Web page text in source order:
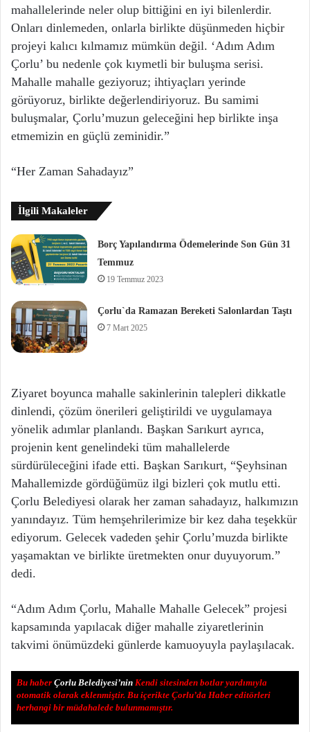
mahallelerinde neler olup bittiğini en iyi bilenlerdir.
Onları dinlemeden, onlarla birlikte düşünmeden hiçbir
projeyi kalıcı kılmamız mümkün değil. ‘Adım Adım
Çorlu’ bu nedenle çok kıymetli bir buluşma serisi.
Mahalle mahalle geziyoruz; ihtiyaçları yerinde
görüyoruz, birlikte değerlendiriyoruz. Bu samimi
buluşmalar, Çorlu’muzun geleceğini hep birlikte inşa
etmemizin en güçlü zeminidir.”
“Her Zaman Sahadayız”
İlgili Makaleler
Borç Yapılandırma Ödemelerinde Son Gün 31
Temmuz
19 Temmuz 2023
Çorlu`da Ramazan Bereketi Salonlardan Taştı
7 Mart 2025
Ziyaret boyunca mahalle sakinlerinin talepleri dikkatle
dinlendi, çözüm önerileri geliştirildi ve uygulamaya
yönelik adımlar planlandı. Başkan Sarıkurt ayrıca,
projenin kent genelindeki tüm mahallelerde
sürdürüleceğini ifade etti. Başkan Sarıkurt, “Şeyhsinan
Mahallemizde gördüğümüz ilgi bizleri çok mutlu etti.
Çorlu Belediyesi olarak her zaman sahadayız, halkımızın
yanındayız. Tüm hemşehrilerimize bir kez daha teşekkür
ediyorum. Gelecek vadeden şehir Çorlu’muzda birlikte
yaşamaktan ve birlikte üretmekten onur duyuyorum.”
dedi.
“Adım Adım Çorlu, Mahalle Mahalle Gelecek” projesi
kapsamında yapılacak diğer mahalle ziyaretlerinin
takvimi önümüzdeki günlerde kamuoyuyla paylaşılacak.
Bu haberÇorlu Belediyesi’nin Kendi sitesinden botlar yardımıyla
otomatik olarak eklenmiştir. Bu içerikte Çorlu’da Haber editörleri
herhangi bir müdahalede bulunmamıştır.